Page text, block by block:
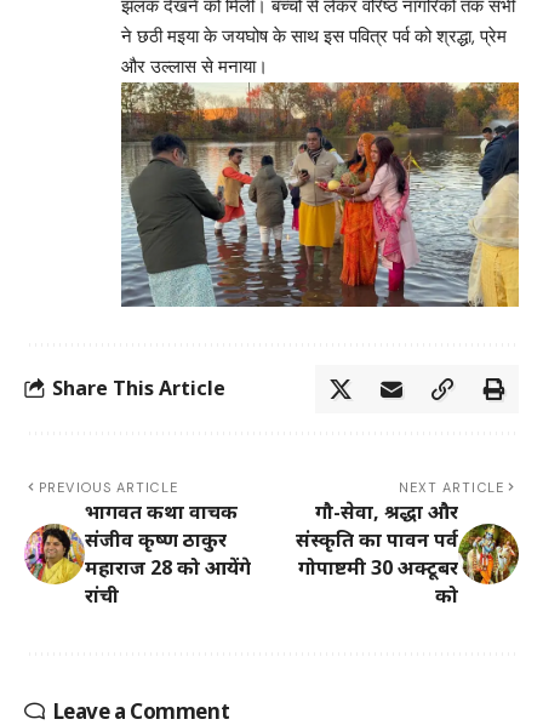
झलक देखने को मिली। बच्चों से लेकर वरिष्ठ नागरिकों तक सभी
ने छठी मइया के जयघोष के साथ इस पवित्र पर्व को श्रद्धा, प्रेम
और उल्लास से मनाया।
Share This Article
PREVIOUS ARTICLE
भागवत कथा वाचक
संजीव कृष्ण ठाकुर
महाराज 28 को आयेंगे
रांची
NEXT ARTICLE
गौ-सेवा, श्रद्धा और
संस्कृति का पावन पर्व
गोपाष्टमी 30 अक्टूबर
को
Leave a Comment